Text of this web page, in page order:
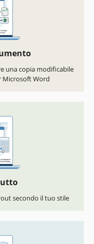
una copia modificabile
Microsoft Word
secondo il tuo stile